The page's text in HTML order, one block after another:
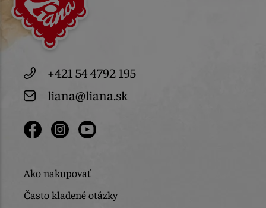
+421 54 4792 195
liana@liana.sk
Ako nakupovať
Často kladené otázky